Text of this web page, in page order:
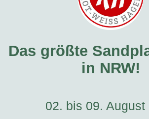
Das größte
in NRW!
02. bis 09. August